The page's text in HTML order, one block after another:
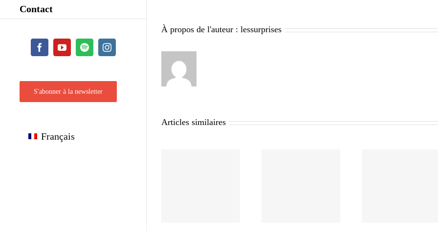
Contact
FacebookYouTubeSpotifyInstagram
S'abonner à la newsletter
Français
À propos de l'auteur : lessurprises
Articles similaires